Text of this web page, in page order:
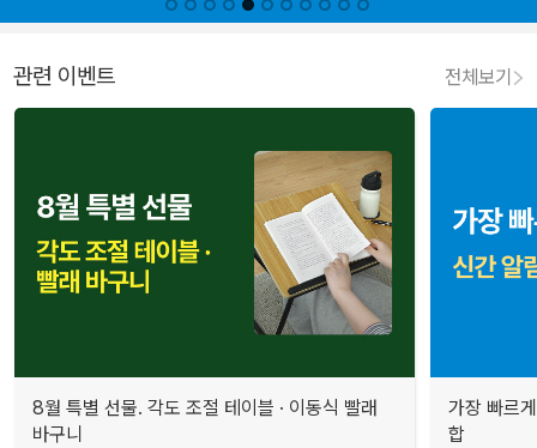
관련 이벤트 전체보기
8월 특별 선물. 각도 조절 테이블 · 이동식 빨래
바구니
가장 빠르
합